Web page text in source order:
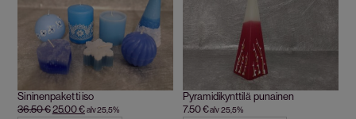
Sininenpaketti iso
36.50€25.00€alv 25,5%
Pyramidikynttilä punainen
7.50€alv 25,5%